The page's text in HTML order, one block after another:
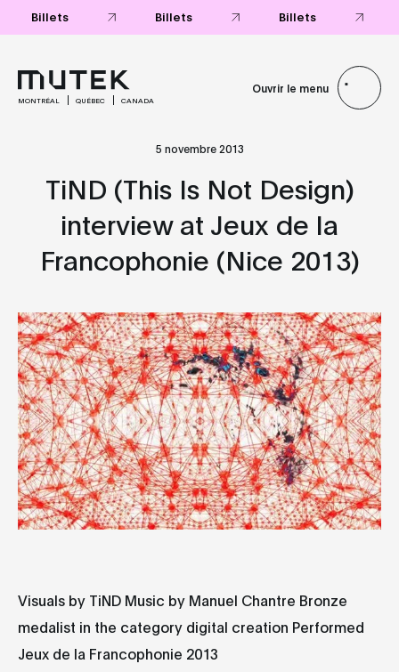
Billets Billets Billets
MONTRÉAL QUÉBEC CANADA
Ouvrir le menu
5 novembre 2013
TiND (This Is Not Design)
interview at Jeux de la
Francophonie (Nice 2013)
Visuals by TiND Music by Manuel Chantre Bronze
medalist in the category digital creation Performed
Jeux de la Francophonie 2013